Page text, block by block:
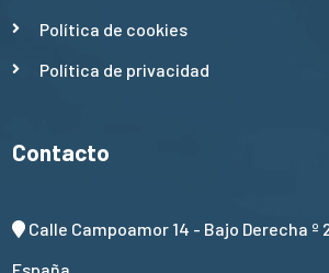
Política de cookies
Política de privacidad
Contacto
Calle Campoamor 14 - Bajo Derecha º